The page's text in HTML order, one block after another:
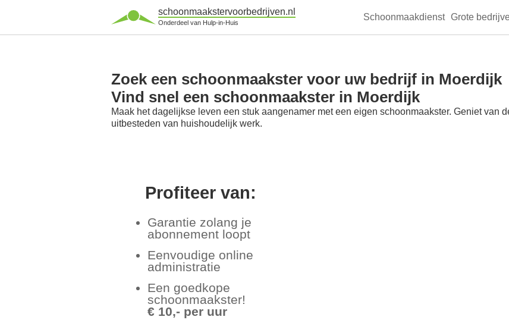
schoonmaakstervoorbedrijven.nl
Onderdeel van Hulp-in-Huis
Schoonmaakdienst Grote
Zoek een schoonmaakster voor uw bedrijf in Moerdijk
Vind snel een schoonmaakster in Moerdijk
Maak het dagelijkse leven een stuk aangenamer met een eigen schoonmaakster. Geniet van
uitbesteden van huishoudelijk werk.
Profiteer van:
Garantie zolang je
abonnement loopt
Eenvoudige online
administratie
Een goedkope
schoonmaakster!
€ 10,- per uur